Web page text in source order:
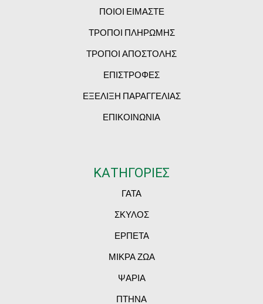
ΠΟΙΟΙ ΕΙΜΑΣΤΕ
ΤΡΟΠΟΙ ΠΛΗΡΩΜΗΣ
ΤΡΟΠΟΙ ΑΠΟΣΤΟΛΗΣ
ΕΠΙΣΤΡΟΦΕΣ
ΕΞΕΛΙΞΗ ΠΑΡΑΓΓΕΛΙΑΣ
ΕΠΙΚΟΙΝΩΝΙΑ
ΚΑΤΗΓΟΡΙΕΣ
ΓΑΤΑ
ΣΚΥΛΟΣ
ΕΡΠΕΤΑ
ΜΙΚΡΑ ΖΩΑ
ΨΑΡΙΑ
ΠΤΗΝΑ